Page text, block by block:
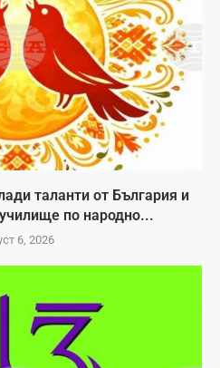
таланти от България и
по народно...
6, 2026